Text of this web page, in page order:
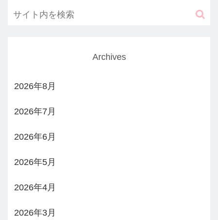
Archives
2026年8月
2026年7月
2026年6月
2026年5月
2026年4月
2026年3月